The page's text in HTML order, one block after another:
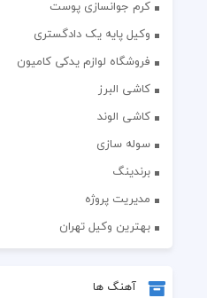
کرم جوانسازی پوست
وکیل پایه یک دادگستری
فروشگاه لوازم یدکی کامیون
کاشی البرز
کاشی الوند
سوله سازی
برندینگ
مدیریت پروژه
بهترین وکیل تهران
آهنگ ها